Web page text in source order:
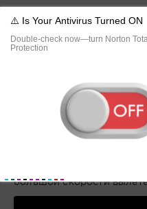
В Волгограде
водитель в мире
15/03/2026 17:15
Мужик не перестал петь
большой скорости